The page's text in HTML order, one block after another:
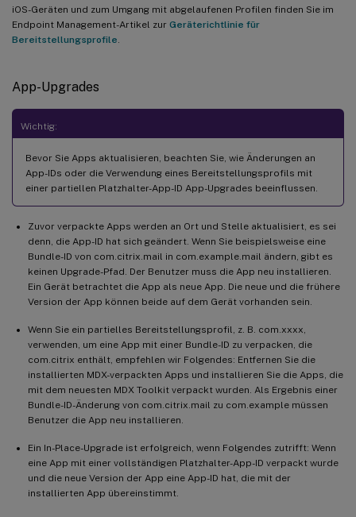
iOS-Geräten und zum Umgang mit abgelaufenen Profilen finden Sie im
Endpoint Management-Artikel zur Geräterichtlinie für
Bereitstellungsprofile.
App-Upgrades
Wichtig:
Bevor Sie Apps aktualisieren, beachten Sie, wie Änderungen an
App-IDs oder die Verwendung eines Bereitstellungsprofils mit
einer partiellen Platzhalter-App-ID App-Upgrades beeinflussen.
Zuvor verpackte Apps werden an Ort und Stelle aktualisiert, es sei
denn, die App-ID hat sich geändert. Wenn Sie beispielsweise eine
Bundle-ID von com.citrix.mail in com.example.mail ändern, gibt es
keinen Upgrade-Pfad. Der Benutzer muss die App neu installieren.
Ein Gerät betrachtet die App als neue App. Die neue und die frühere
Version der App können beide auf dem Gerät vorhanden sein.
Wenn Sie ein partielles Bereitstellungsprofil, z. B. com.xxxx,
verwenden, um eine App mit einer Bundle-ID zu verpacken, die
com.citrix enthält, empfehlen wir Folgendes: Entfernen Sie die
installierten MDX-verpackten Apps und installieren Sie die Apps, die
mit dem neuesten MDX Toolkit verpackt wurden. Als Ergebnis einer
Bundle-ID-Änderung von com.citrix.mail zu com.example müssen
Benutzer die App neu installieren.
Ein In-Place-Upgrade ist erfolgreich, wenn Folgendes zutrifft: Wenn
eine App mit einer vollständigen Platzhalter-App-ID verpackt wurde
und die neue Version der App eine App-ID hat, die mit der
installierten App übereinstimmt.